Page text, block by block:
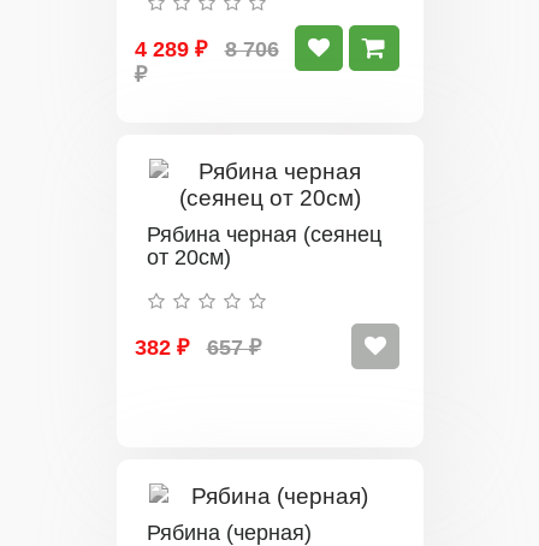
4 289 ₽
8 706
₽
Рябина черная (сеянец
от 20см)
382 ₽ 657 ₽
Рябина (черная)